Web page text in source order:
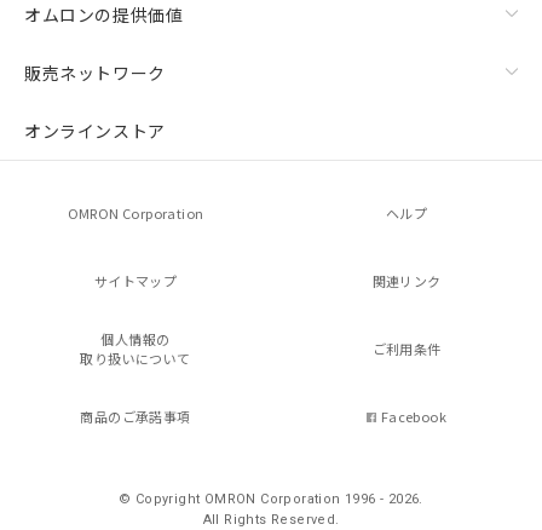
オムロンの提供価値
販売ネットワーク
オンラインストア
OMRON Corporation ヘルプ
サイトマップ 関連リンク
個人情報の
取り扱いについて
ご利用条件
商品のご承諾事項 Facebook
© Copyright OMRON Corporation 1996 - 2026.
All Rights Reserved.